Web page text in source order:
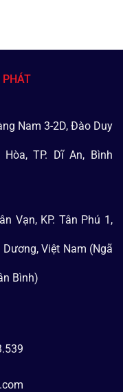
PHÁT
Nam 3-2D, Đào Duy
TP. Dĩ An, Bình
Vạn, KP. Tân Phú 1,
Dương, Việt Nam (Ngã
Bình)